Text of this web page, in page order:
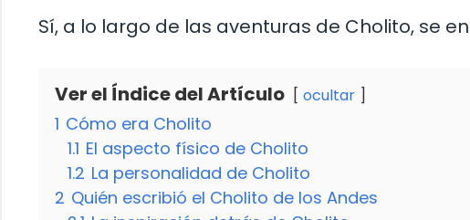
Sí, a lo largo de las aventuras de Cholito, se
Ver el Índice del Artículo ocultar
1 Cómo era Cholito
1.1 El aspecto físico de Cholito
1.2 La personalidad de Cholito
2 Quién escribió el Cholito de los Andes